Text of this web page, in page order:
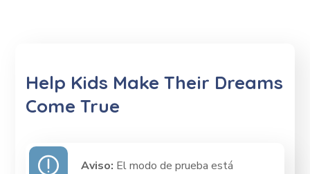
Help Kids Make Their Dreams
Come True
Aviso: El modo de prueba está